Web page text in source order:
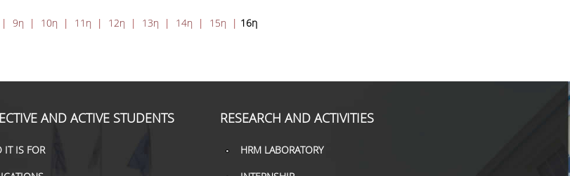
| 9η | 10η | 11η | 12η | 13η | 14η | 15η | 16η
AND ACTIVE STUDENTS
IT IS FOR
RESEARCH AND ACTIVITIES
HRM LABORATORY